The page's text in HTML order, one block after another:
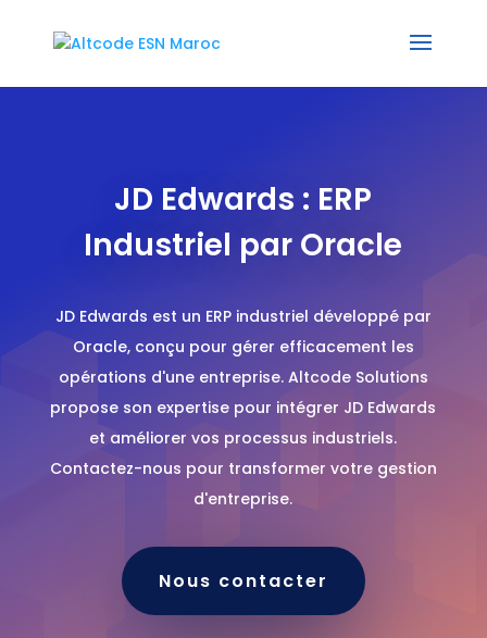
JD Edwards : ERP
Industriel par Oracle
JD Edwards est un ERP industriel développé par
Oracle, conçu pour gérer efficacement les
opérations d'une entreprise. Altcode Solutions
propose son expertise pour intégrer JD Edwards
et améliorer vos processus industriels.
Contactez-nous pour transformer votre gestion
d'entreprise.
Nous contacter